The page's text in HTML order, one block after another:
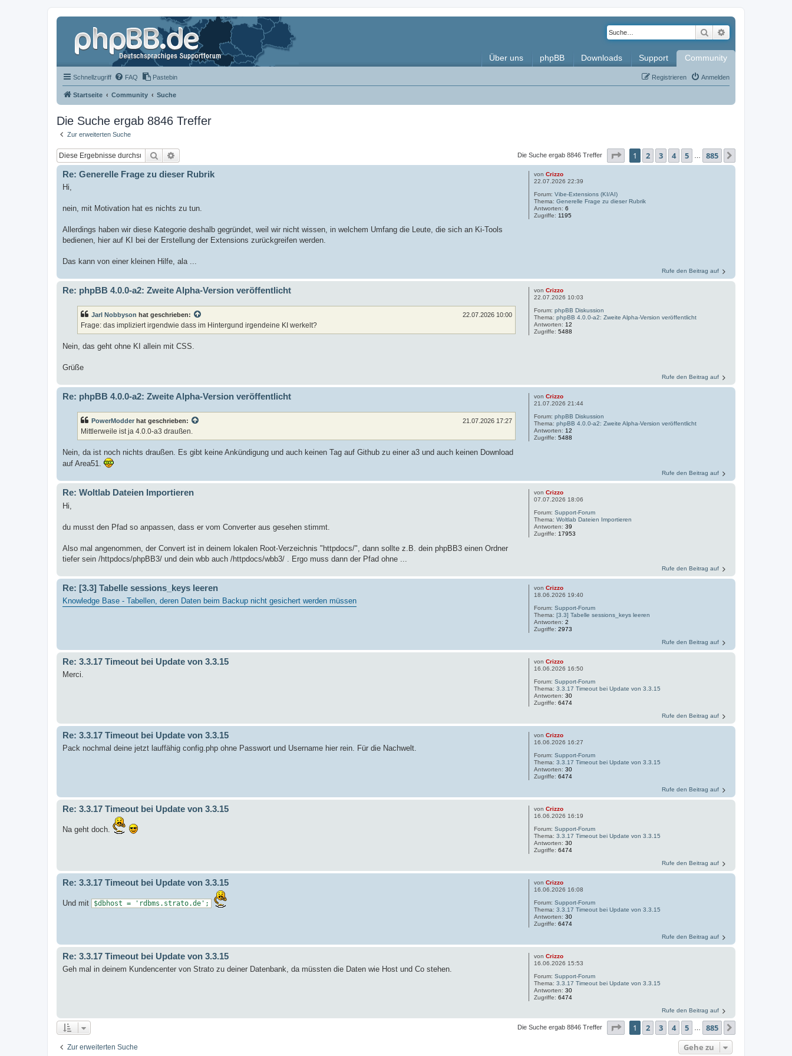
Suche
Über uns phpBB Downloads Support Community
Schnellzugriff FAQ Pastebin Anmelden
Registrieren
Startseite Community Suche
Die Suche ergab 8846 Treffer
Zur erweiterten Suche
Suche Die Suche ergab 8846 Treffer Seite 1von 885
1 2 3 4 5 885
vonCrizzo
22.07.2026 22:39
Forum:Vibe-Extensions (KI/AI)
Thema:Generelle Frage zu dieser Rubrik
Antworten:6
Zugriffe: 1195
Re: Generelle Frage zu dieser Rubrik
Hi,
nein, mit Motivation hat es nichts zu tun.
Allerdings haben wir diese Kategorie deshalb gegründet, weil wir nicht wissen, in welchem Umfang die Leute, die sich an Ki-Tools
bedienen, hier auf KI bei der Erstellung der Extensions zurückgreifen werden.
Das kann von einer kleinen Hilfe, ala ...
Rufe den Beitrag auf
vonCrizzo
22.07.2026 10:03
Forum:phpBB Diskussion
Thema:phpBB 4.0.0-a2: Zweite Alpha-Version veröffentlicht
Antworten: 12
Zugriffe:5488
Re: phpBB 4.0.0-a2: Zweite Alpha-Version veröffentlicht
Jarl Nobbyson hat geschrieben: 22.07.2026 10:00
Frage: das impliziert irgendwie dass im Hintergund irgendeine KI werkelt?
Nein, das geht ohne KI allein mit CSS.
Grüße
Rufe den Beitrag auf
vonCrizzo
21.07.2026 21:44
Forum:phpBB Diskussion
Thema:phpBB 4.0.0-a2: Zweite Alpha-Version veröffentlicht
Antworten: 12
Zugriffe:5488
Re: phpBB 4.0.0-a2: Zweite Alpha-Version veröffentlicht
PowerModder hat geschrieben: 21.07.2026 17:27
Mittlerweile ist ja 4.0.0-a3 draußen.
Nein, da ist noch nichts draußen. Es gibt keine Ankündigung und auch keinen Tag auf Github zu einer a3 und auch keinen Download
auf Area51.
Rufe den Beitrag auf
vonCrizzo
07.07.2026 18:06
Forum:Support-Forum
Thema:Woltlab Dateien Importieren
Antworten:39
Zugriffe:17953
Re: Woltlab Dateien Importieren
Hi,
du musst den Pfad so anpassen, dass er vom Converter aus gesehen stimmt.
Also mal angenommen, der Convert ist in deinem lokalen Root-Verzeichnis "httpdocs/", dann sollte z.B. dein phpBB3 einen Ordner
tiefer sein /httpdocs/phpBB3/ und dein wbb auch /httpdocs/wbb3/ . Ergo muss dann der Pfad ohne ...
Rufe den Beitrag auf
vonCrizzo
18.06.2026 19:40
Forum:Support-Forum
Thema:[3.3] Tabelle sessions_keys leeren
Antworten:2
Zugriffe:2973
Re: [3.3] Tabelle sessions_keys leeren
Knowledge Base - Tabellen, deren Daten beim Backup nicht gesichert werden müssen
Rufe den Beitrag auf
vonCrizzo
16.06.2026 16:50
Forum:Support-Forum
Thema:3.3.17 Timeout bei Update von 3.3.15
Antworten:30
Zugriffe:6474
Re: 3.3.17 Timeout bei Update von 3.3.15
Merci.
Rufe den Beitrag auf
vonCrizzo
16.06.2026 16:27
Forum:Support-Forum
Thema:3.3.17 Timeout bei Update von 3.3.15
Antworten:30
Zugriffe:6474
Re: 3.3.17 Timeout bei Update von 3.3.15
Pack nochmal deine jetzt lauffähig config.php ohne Passwort und Username hier rein. Für die Nachwelt.
Rufe den Beitrag auf
vonCrizzo
16.06.2026 16:19
Forum:Support-Forum
Thema:3.3.17 Timeout bei Update von 3.3.15
Antworten:30
Zugriffe:6474
Re: 3.3.17 Timeout bei Update von 3.3.15
Na geht doch.
Rufe den Beitrag auf
vonCrizzo
16.06.2026 16:08
Forum:Support-Forum
Thema:3.3.17 Timeout bei Update von 3.3.15
Antworten:30
Zugriffe:6474
Re: 3.3.17 Timeout bei Update von 3.3.15
Und mit $dbhost = 'rdbms.strato.de';
Rufe den Beitrag auf
vonCrizzo
16.06.2026 15:53
Forum:Support-Forum
Thema:3.3.17 Timeout bei Update von 3.3.15
Antworten:30
Zugriffe:6474
Re: 3.3.17 Timeout bei Update von 3.3.15
Geh mal in deinem Kundencenter von Strato zu deiner Datenbank, da müssten die Daten wie Host und Co stehen.
Rufe den Beitrag auf
Die Suche ergab 8846 Treffer Seite 1von 885
1 2 3 4 5 885
Zur erweiterten Suche Gehe zu